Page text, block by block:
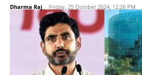
Dharma Raj - Friday, 25 October 2024, 12:26 PM